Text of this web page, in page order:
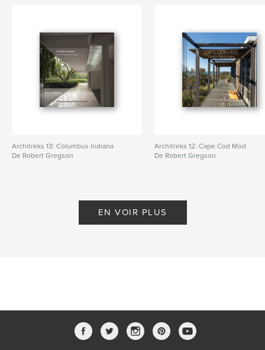
Architreks 13: Columbus Indiana
De Robert Gregson
Architreks 12: Cape Cod Mod
De Robert Gregson
EN VOIR PLUS